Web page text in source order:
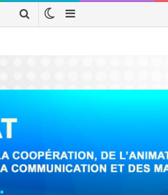
Rechercher
SwitchSidebar